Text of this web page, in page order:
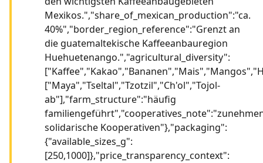
Mexikos.","share_of_mexican_production":"ca.
40%","border_region_reference":"Grenzt an
die guatemaltekische Kaffeeanbauregion
Huehuetenango.","agricultural_diversity":
["Maya","Tseltal","Tzotzil","Ch'ol","Tojol-
ab"],"farm_structure":"häufig
solidarische Kooperativen"},"packaging":
{"available_sizes_g":
[250,1000]},"price_transparency_context":